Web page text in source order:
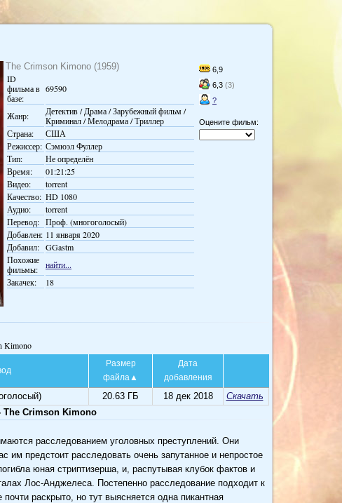
6,9
6,3 (3)
?
Оцените фильм:
The Crimson Kimono (1959)
ID
фильма в
базе:
69590
Жанр:
Детектив / Драма / Зарубежный фильм /
Криминал / Мелодрама / Триллер
Страна:
США
Режиссер: Сэмюэл Фуллер
Тип:
Не определён
Время:
01:21:25
Видео:
torrent
Качество: HD 1080
Аудио:
torrent
Перевод: Проф. (многоголосый)
Добавлен: 11 января 2020
Добавил: GGastm
Похожие
фильмы:
найти...
Закачек:
18
Kimono
Размер
файла
Дата
добавления
20.63 ГБ 18 дек 2018
Скачать
Crimson Kimono
расследованием уголовных преступлений. Они
им предстоит расследовать очень запутанное и непростое
юная стриптизерша, и, распутывая клубок фактов и
Лос-Анджелеса. Постепенно расследование подходит к
раскрыто, но тут выясняется одна пикантная